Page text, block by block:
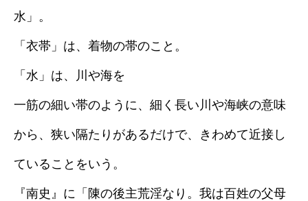
水」。
「衣帯」は、着物の帯のこと。
「水」は、川や海を
一筋の細い帯のように、細く長い川や海峡の意味
から、狭い隔たりがあるだけで、きわめて近接し
ていることをいう。
『南史』に「陳の後主荒淫なり。我は百姓の父母